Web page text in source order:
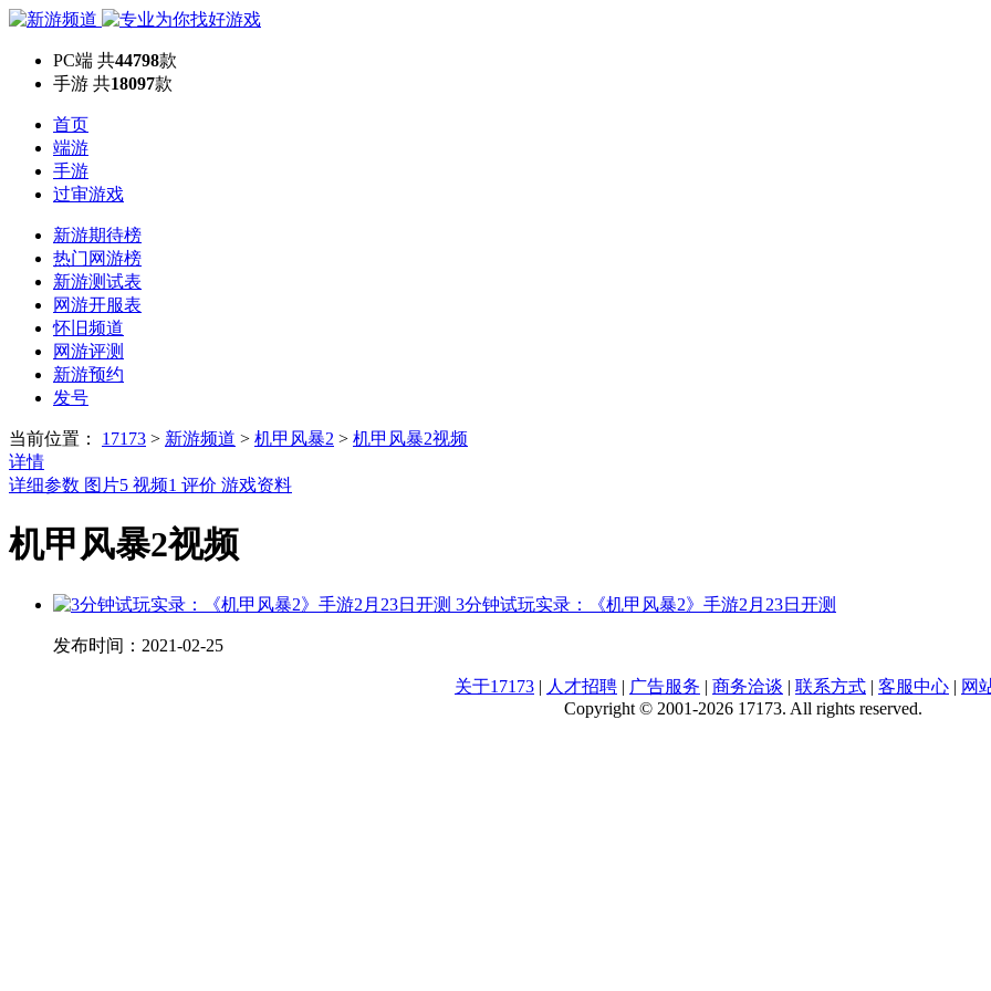
PC端 共44798款
手游 共18097款
首页
端游
手游
过审游戏
新游期待榜
热门网游榜
新游测试表
网游开服表
怀旧频道
网游评测
新游预约
发号
当前位置： 17173 > 新游频道 > 机甲风暴2 > 机甲风暴2视频
详情
详细参数 图片5 视频1 评价 游戏资料
机甲风暴2视频
3分钟试玩实录：《机甲风暴2》手游2月23日开测
发布时间： 2021-02-25
关于17173 | 人才招聘 | 广告服务 | 商务洽谈 | 联系方式 | 客服中心 | 网
Copyright © 2001-2026 17173. All rights reserved.